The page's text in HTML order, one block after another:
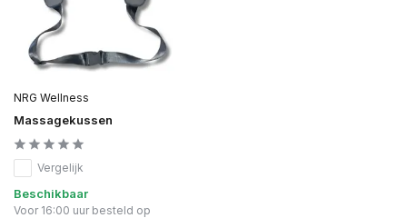
NRG Wellness
Massagekussen
Vergelijk
Beschikbaar
Voor 16:00 uur besteld op